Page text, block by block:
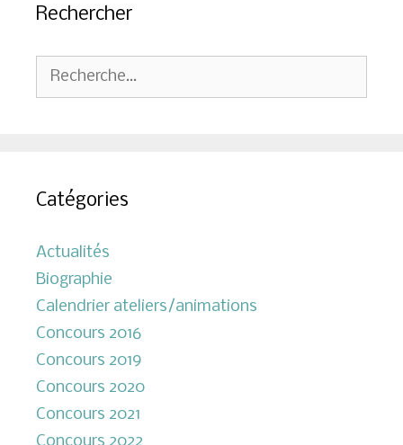
Rechercher
Rechercher :
Catégories
Actualités
Biographie
Calendrier ateliers/animations
Concours 2016
Concours 2019
Concours 2020
Concours 2021